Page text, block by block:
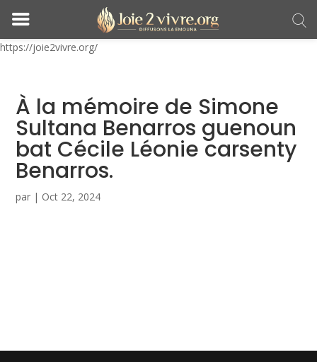
https://joie2vivre.org/
À la mémoire de Simone
Sultana Benarros guenoun
bat Cécile Léonie carsenty
Benarros.
par | Oct 22, 2024